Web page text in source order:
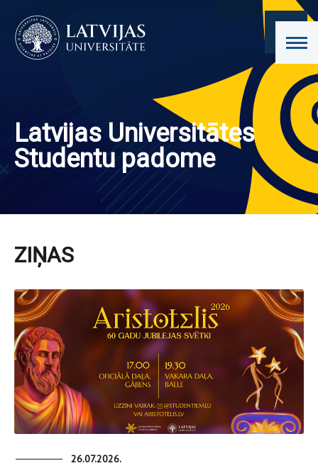
Latvijas Universitātes
Studentu padome
ZIŅAS
26.07.2026.